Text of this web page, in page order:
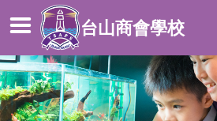
台山商會學校